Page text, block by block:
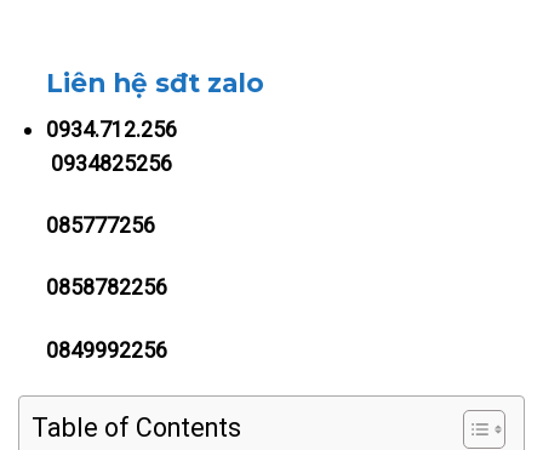
Liên hệ sđt zalo
0934.712.256
0934825256
085777256
0858782256
0849992256
Table of Contents